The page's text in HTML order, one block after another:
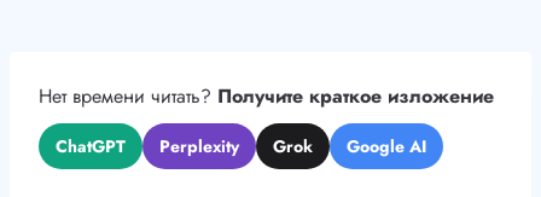
Нет времени читать? Получите краткое изложение
ChatGPT Perplexity Grok Google AI